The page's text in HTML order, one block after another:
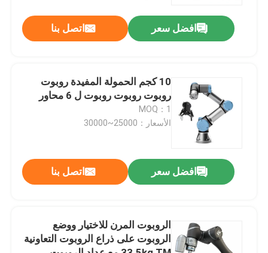
معلومات عنا
رقابة جودة
مدونة
ذراع روبوت صناعي
افضل سعر اتصل بنا
10 كجم الحمولة المفيدة روبوت
روبوت روبوت روبوت ل 6 محاور
MOQ：1
الأسعار：25000~30000
افضل سعر اتصل بنا
الروبوت المرن للاختيار ووضع
الروبوت على ذراع الروبوت التعاونية